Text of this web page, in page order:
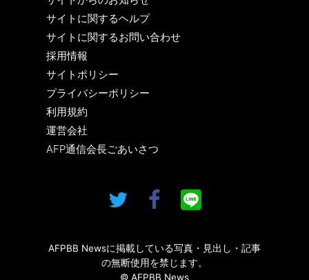
サイトに関するヘルプ
サイトに関するお問い合わせ
採用情報
サイトポリシー
プライバシーポリシー
利用規約
運営会社
AFP通信会長ごあいさつ
AFPBB Newsに掲載している写真・見出し・記事
の無断使用を禁じます。
© AFPBB News